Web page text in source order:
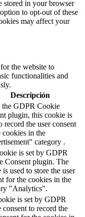
stored in your browser
to opt-out of these
may affect your
the website to
functionalities and
Descripción
the GDPR Cookie
plugin, this cookie is
record the user consent
cookies in the
category .
is set by GDPR
Consent plugin. The
is used to store the user
for the cookies in the
"Analytics".
is set by GDPR
consent to record the